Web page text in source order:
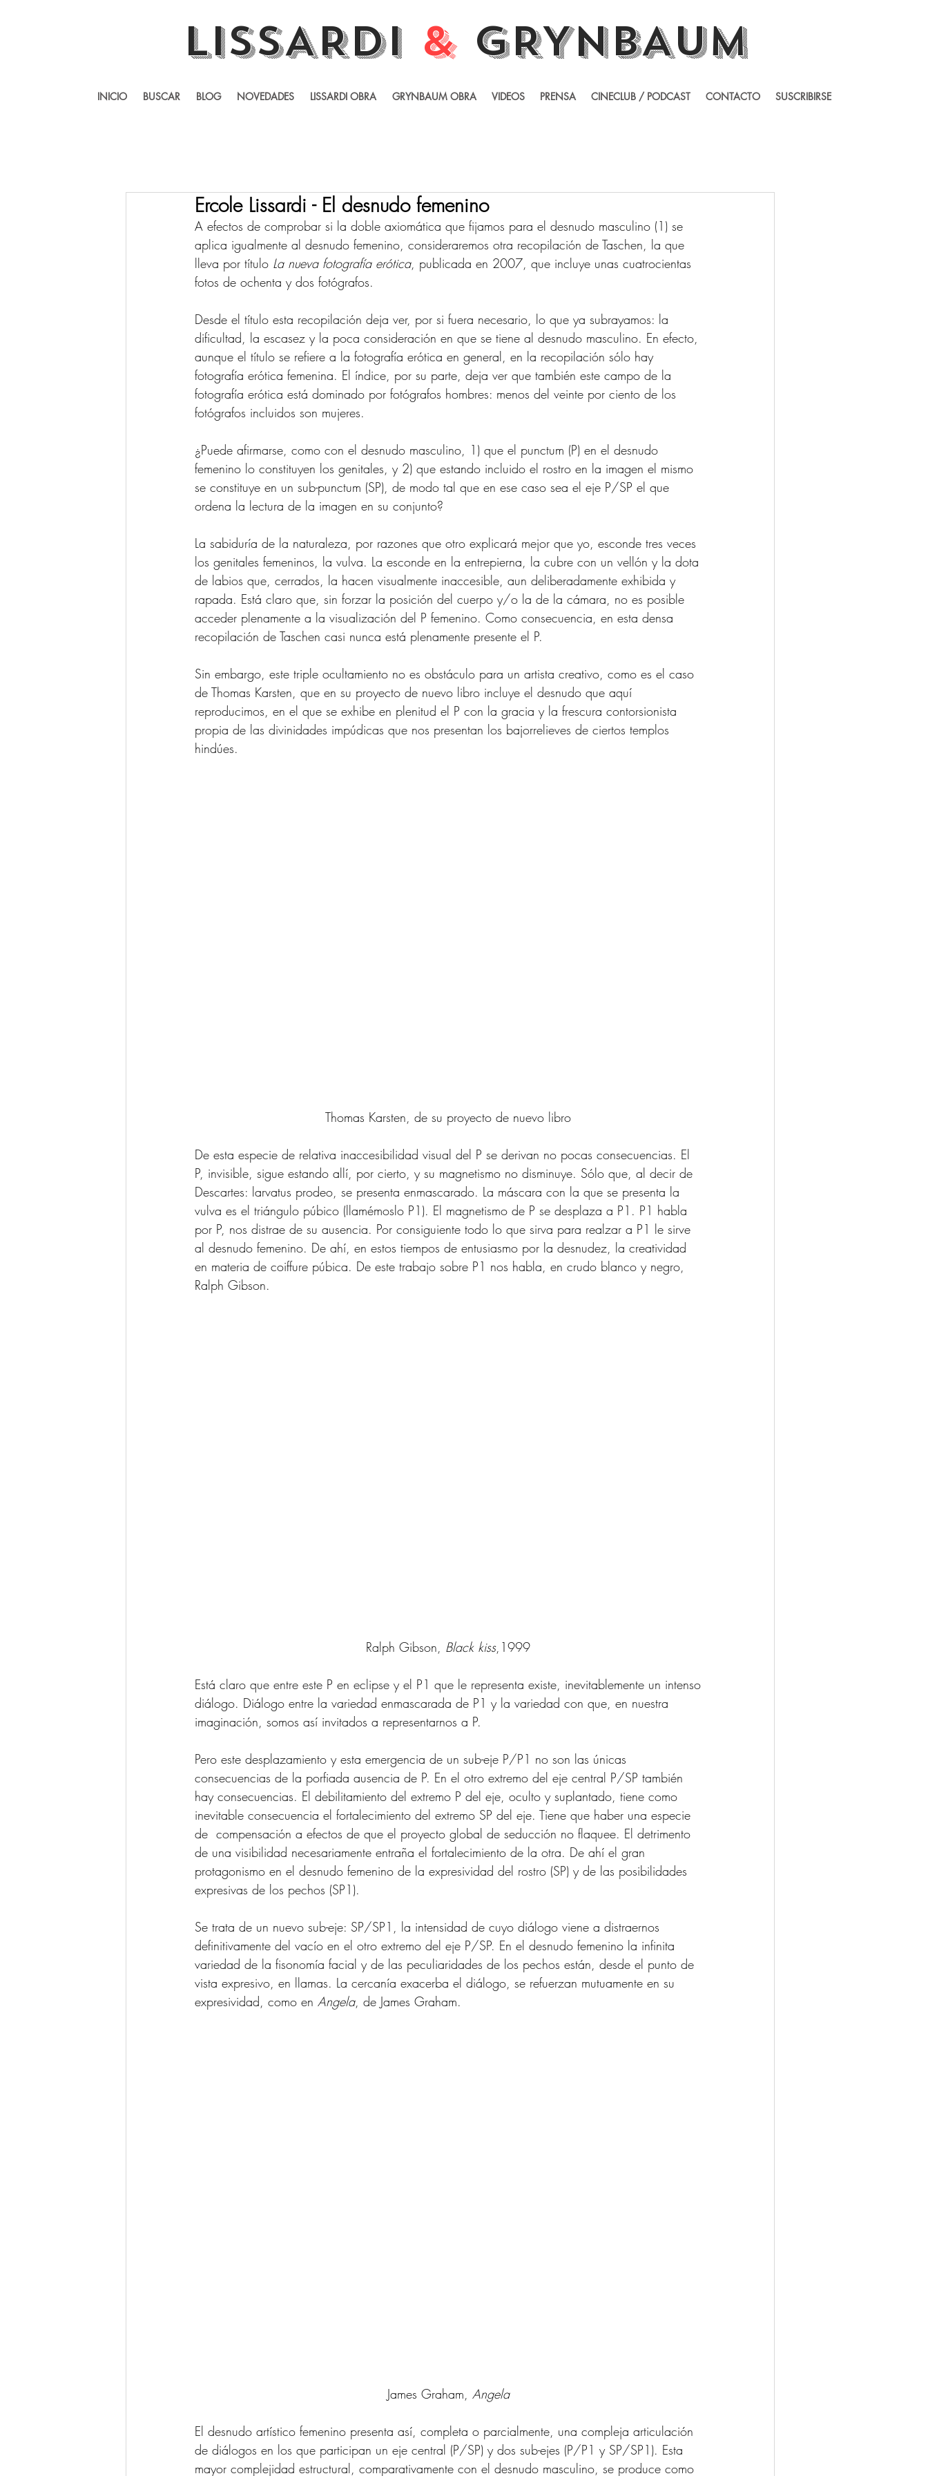
LISSARDI &GRYNBAUM
INICIO BUSCAR BLOG NOVEDADES LISSARDI OBRA GRYNBAUM OBRA VIDEOS PRENSA CINECLUB / PODCAST CONTACTO SUSCRIBIRSE
Ercole Lissardi - El desnudo femenino
A efectos de comprobar si la doble axiomática que fijamos para el desnudo masculino (1) se
aplica igualmente al desnudo femenino, consideraremos otra recopilación de Taschen, la que
lleva por título La nueva fotografía erótica, publicada en 2007, que incluye unas cuatrocientas
fotos de ochenta y dos fotógrafos.
Desde el título esta recopilación deja ver, por si fuera necesario, lo que ya subrayamos: la
dificultad, la escasez y la poca consideración en que se tiene al desnudo masculino. En efecto,
aunque el título se refiere a la fotografía erótica en general, en la recopilación sólo hay
fotografía erótica femenina. El índice, por su parte, deja ver que también este campo de la
fotografía erótica está dominado por fotógrafos hombres: menos del veinte por ciento de los
fotógrafos incluidos son mujeres.
¿Puede afirmarse, como con el desnudo masculino, 1) que el punctum (P) en el desnudo
femenino lo constituyen los genitales, y 2) que estando incluido el rostro en la imagen el mismo
se constituye en un sub-punctum (SP), de modo tal que en ese caso sea el eje P/SP el que
ordena la lectura de la imagen en su conjunto?
La sabiduría de la naturaleza, por razones que otro explicará mejor que yo, esconde tres veces
los genitales femeninos, la vulva. La esconde en la entrepierna, la cubre con un vellón y la dota
de labios que, cerrados, la hacen visualmente inaccesible, aun deliberadamente exhibida y
rapada. Está claro que, sin forzar la posición del cuerpo y/o la de la cámara, no es posible
acceder plenamente a la visualización del P femenino. Como consecuencia, en esta densa
recopilación de Taschen casi nunca está plenamente presente el P.
Sin embargo, este triple ocultamiento no es obstáculo para un artista creativo, como es el caso
de Thomas Karsten, que en su proyecto de nuevo libro incluye el desnudo que aquí
reproducimos, en el que se exhibe en plenitud el P con la gracia y la frescura contorsionista
propia de las divinidades impúdicas que nos presentan los bajorrelieves de ciertos templos
hindúes.
Thomas Karsten, de su proyecto de nuevo libro
De esta especie de relativa inaccesibilidad visual del P se derivan no pocas consecuencias. El
P, invisible, sigue estando allí, por cierto, y su magnetismo no disminuye. Sólo que, al decir de
Descartes: larvatus prodeo, se presenta enmascarado. La máscara con la que se presenta la
vulva es el triángulo púbico (llamémoslo P1). El magnetismo de P se desplaza a P1. P1 habla
por P, nos distrae de su ausencia. Por consiguiente todo lo que sirva para realzar a P1 le sirve
al desnudo femenino. De ahí, en estos tiempos de entusiasmo por la desnudez, la creatividad
en materia de coiffure púbica. De este trabajo sobre P1 nos habla, en crudo blanco y negro,
Ralph Gibson.
Ralph Gibson, Black kiss,1999
Está claro que entre este P en eclipse y el P1 que le representa existe, inevitablemente un intenso
diálogo. Diálogo entre la variedad enmascarada de P1 y la variedad con que, en nuestra
imaginación, somos así invitados a representarnos a P.
Pero este desplazamiento y esta emergencia de un sub-eje P/P1 no son las únicas
consecuencias de la porfiada ausencia de P. En el otro extremo del eje central P/SP también
hay consecuencias. El debilitamiento del extremo P del eje, oculto y suplantado, tiene como
inevitable consecuencia el fortalecimiento del extremo SP del eje. Tiene que haber una especie
de  compensación a efectos de que el proyecto global de seducción no flaquee. El detrimento
de una visibilidad necesariamente entraña el fortalecimiento de la otra. De ahí el gran
protagonismo en el desnudo femenino de la expresividad del rostro (SP) y de las posibilidades
expresivas de los pechos (SP1).
Se trata de un nuevo sub-eje: SP/SP1, la intensidad de cuyo diálogo viene a distraernos
definitivamente del vacío en el otro extremo del eje P/SP. En el desnudo femenino la infinita
variedad de la fisonomía facial y de las peculiaridades de los pechos están, desde el punto de
vista expresivo, en llamas. La cercanía exacerba el diálogo, se refuerzan mutuamente en su
expresividad, como en Angela, de James Graham.
James Graham, Angela
El desnudo artístico femenino presenta así, completa o parcialmente, una compleja articulación
de diálogos en los que participan un eje central (P/SP) y dos sub-ejes (P/P1 y SP/SP1). Esta
mayor complejidad estructural, comparativamente con el desnudo masculino, se produce como